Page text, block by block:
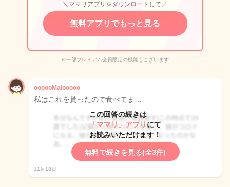
＼ママリアプリをダウンロードして／
無料アプリでもっと見る
※一部プレミアム会員限定の機能もございます
oooooMaiooooo
私はこれを貰ったので食べてま…
この回答の続きは
「ママリ」アプリ にて
お読みいただけます！
無料で続きを見る(全3件)
11月18日